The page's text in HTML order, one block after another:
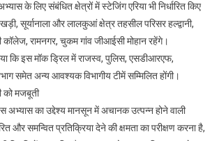
के लिए संबंधित क्षेत्रों में स्टेजिंग एरिया भी निर्धारित किए
सूर्यानाला और लालकुआं क्षेत्र तहसील परिसर हल्द्वानी,
कॉलेज, रामनगर, चुकम गांव जीआईसी मोहान रहेंगे।
कि इस मॉक ड्रिल में राजस्व, पुलिस, एसडीआरएफ,
समेत अन्य आवश्यक विभागीय टीमें सम्मिलित होंगी।
को मजबूती
अभ्यास का उद्देश्य मानसून में अचानक उत्पन्न होने वाली
और समन्वित प्रतिक्रिया देने की क्षमता का परीक्षण करना है,